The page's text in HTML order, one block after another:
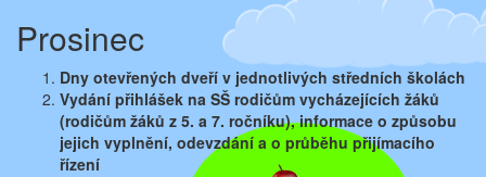
Prosinec
Dny otevřených dveří v jednotlivých středních školách
Vydání přihlášek na SŠ rodičům vycházejících žáků
(rodičům žáků z 5. a 7. ročníku), informace o způsobu
jejich vyplnění, odevzdání a o průběhu přijímacího
řízení